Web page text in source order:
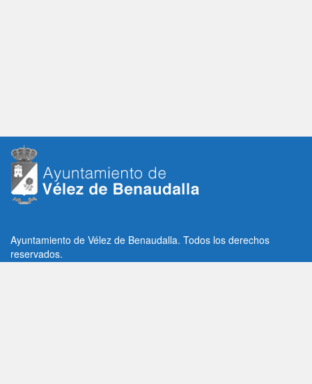
Ayuntamiento de Vélez de Benaudalla. Todos los derechos
reservados.